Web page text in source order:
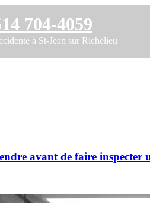
704-4059
à St-Jean sur Richelieu
avant de faire inspecter